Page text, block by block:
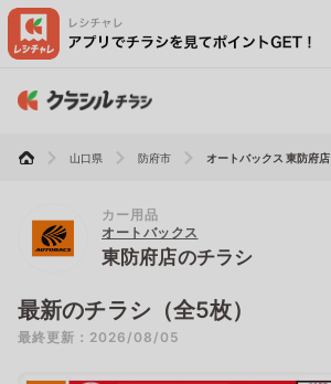
山口県 防府市 オートバックス 東防府店
カー用品
オートバックス
東防府店のチラシ
最新のチラシ（全5枚）
最終更新：2026/08/05